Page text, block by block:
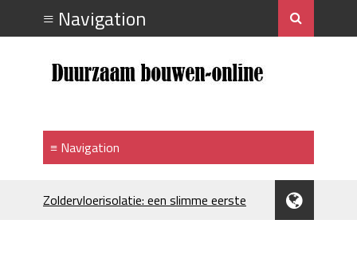
Zoldervloerisolatie: een slimme eerste